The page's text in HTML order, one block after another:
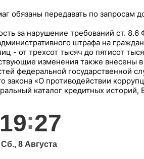
обязаны передавать по запросам
за нарушение требований ст.
штрафа на
- от трехсот тысяч до пятисот
изменения также внесены
федеральной государственной
«О противодействии
каталог кредитных
19 27
Сб., 8 Августа